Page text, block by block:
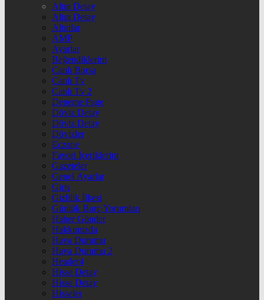
Altın Detay
Altın Detay
Altınlar
AMP
Ayarlar
Beğendiklerim
Canlı Borsa
Canlı Tv
Canlı Tv 2
Deneme Page
Döviz Detay
Döviz Detay
Dövizler
Eczane
Favori İçeriklerim
Gazeteler
Genel Ayarlar
Giriş
Gizlilik İlkesi
Günlük Burç Yorumları
Haber Gönder
Hakkımızda
Hava Durumu
Hava Durumu 2
Header4
Hisse Detay
Hisse Detay
Hisseler